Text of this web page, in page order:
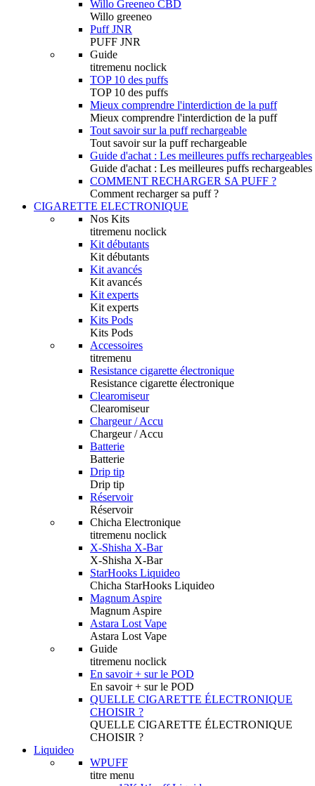
Willo Greeneo CBD
Willo greeneo
Puff JNR
PUFF JNR
Guide
titremenu noclick
TOP 10 des puffs
TOP 10 des puffs
Mieux comprendre l'interdiction de la puff
Mieux comprendre l'interdiction de la puff
Tout savoir sur la puff rechargeable
Tout savoir sur la puff rechargeable
Guide d'achat : Les meilleures puffs rechargeables
Guide d'achat : Les meilleures puffs rechargeables
COMMENT RECHARGER SA PUFF ?
Comment recharger sa puff ?
CIGARETTE ELECTRONIQUE
Nos Kits
titremenu noclick
Kit débutants
Kit débutants
Kit avancés
Kit avancés
Kit experts
Kit experts
Kits Pods
Kits Pods
Accessoires
titremenu
Resistance cigarette électronique
Resistance cigarette électronique
Clearomiseur
Clearomiseur
Chargeur / Accu
Chargeur / Accu
Batterie
Batterie
Drip tip
Drip tip
Réservoir
Réservoir
Chicha Electronique
titremenu noclick
X-Shisha X-Bar
X-Shisha X-Bar
StarHooks Liquideo
Chicha StarHooks Liquideo
Magnum Aspire
Magnum Aspire
Astara Lost Vape
Astara Lost Vape
Guide
titremenu noclick
En savoir + sur le POD
En savoir + sur le POD
QUELLE CIGARETTE ÉLECTRONIQUE
CHOISIR ?
QUELLE CIGARETTE ÉLECTRONIQUE
CHOISIR ?
Liquideo
WPUFF
titre menu